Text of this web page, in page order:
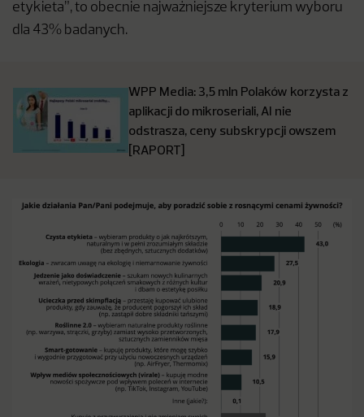
etykieta”, to obecnie najważniejsze kryterium wyboru
dla 43% badanych.
WPP Media: 3,5 mln Polaków korzysta z
aplikacji do mikroseriali, AI nie
odstrasza, ceny subskrypcji owszem
[RAPORT]